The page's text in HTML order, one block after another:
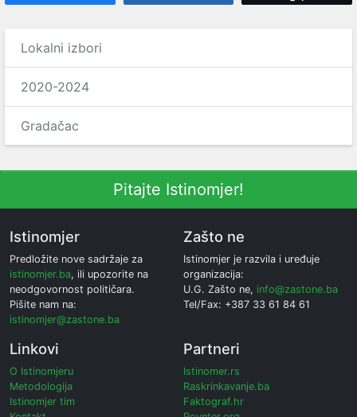
Lokalni izbori
2020-2024
Gradačac
Pitajte Istinomjer!
Istinomjer
Predložite nove sadržaje za
istinomjer.ba, ili upozorite na
neodgovornost političara.
Pišite nam na:
istinomjer@zastone.ba
Zašto ne
Istinomjer je razvila i uređuje
organizacija:
U.G. Zašto ne, info@zastone.ba
Tel/Fax: +387 33 61 84 61
Linkovi
O Istinomjeru
Metodologija
Istinomjer tim
Partneri
Istinomer.rs
Raskrinkavanje.ba
Faktograf.hr